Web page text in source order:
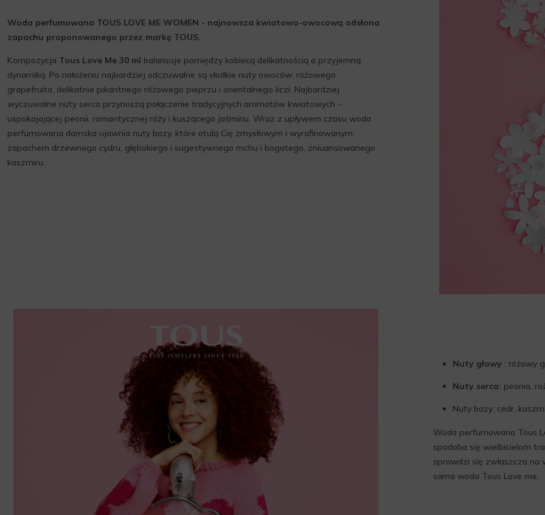
Woda perfumowana TOUS LOVE ME WOMEN - najnowsza kwiatowo-owocową odsłona
zapachu proponowanego przez markę TOUS.
Kompozycja Tous Love Me 30 ml balansuje pomiędzy kobiecą delikatnością a przyjemną
dynamiką. Po nałożeniu najbardziej odczuwalne są słodkie nuty owoców: różowego
grapefruita, delikatnie pikantnego różowego pieprzu i orientalnego liczi. Najbardziej
wyczuwalne nuty serca przynoszą połączenie tradycyjnych aromatów kwiatowych –
uspokajającej peonii, romantycznej róży i kuszącego jaśminu. Wraz z upływem czasu woda
perfumowana damska ujawnia nuty bazy, które otulą Cię zmysłowym i wyrafinowanym
zapachem drzewnego cydru, głębokiego i sugestywnego mchu i bogatego, zniuansowanego
kaszmiru.
Nuty głowy : różowy
Nuty serca: peonia,
Nuty bazy: cedr,
Woda perfumowana Tous
spodoba się wielbicielom
sprawdzi się zwłaszcza
sama woda Tous Love me.